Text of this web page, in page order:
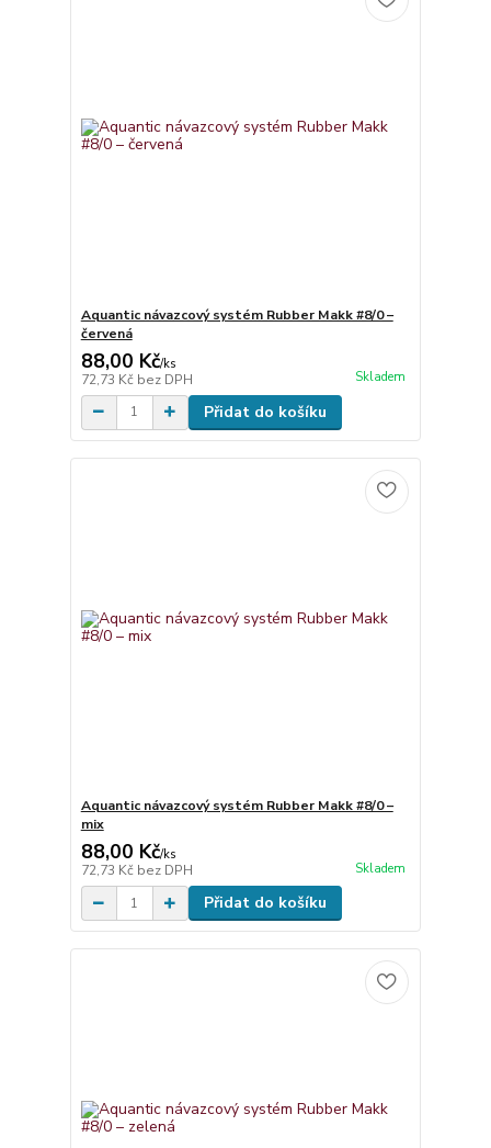
Aquantic návazcový systém Rubber Makk #8/0 –
červená
88,00 Kč/ks
72,73 Kč bez DPH Skladem
Přidat do košíku
Aquantic návazcový systém Rubber Makk #8/0 –
mix
88,00 Kč/ks
72,73 Kč bez DPH Skladem
Přidat do košíku